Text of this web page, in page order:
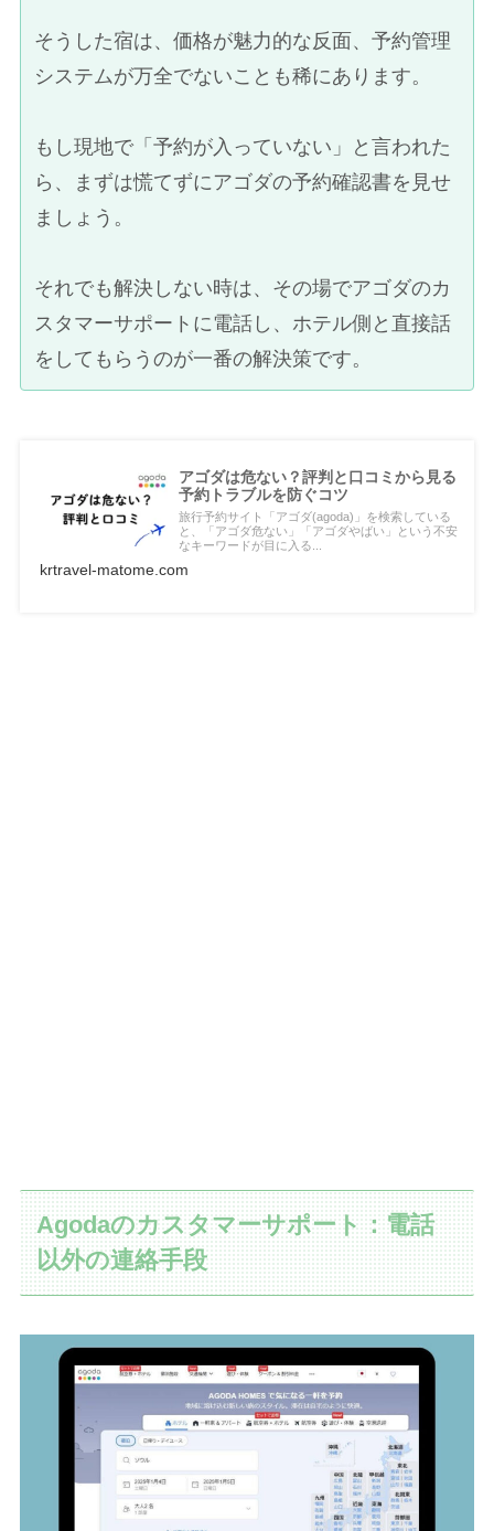
そうした宿は、価格が魅力的な反面、予約管理
システムが万全でないことも稀にあります。
もし現地で「予約が入っていない」と言われた
ら、まずは慌てずにアゴダの予約確認書を見せ
ましょう。
それでも解決しない時は、その場でアゴダのカ
スタマーサポートに電話し、ホテル側と直接話
をしてもらうのが一番の解決策です。
アゴダは危ない？評判と口コミから見る
予約トラブルを防ぐコツ
旅行予約サイト「アゴダ(agoda)」を検索している
と、「アゴダ危ない」「アゴダやばい」という不安
なキーワードが目に入る...
krtravel-matome.com
Agodaのカスタマーサポート：電話
以外の連絡手段